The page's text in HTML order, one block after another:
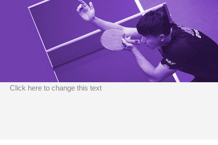
Click here to change this text